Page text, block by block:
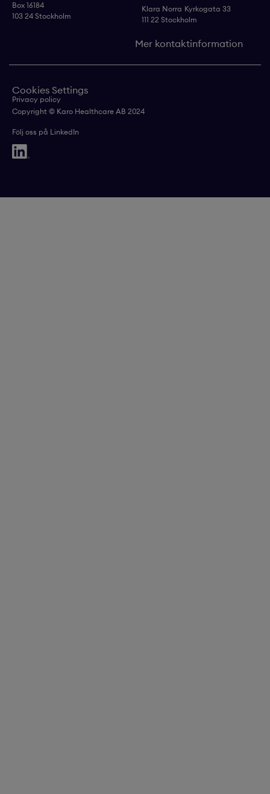
Box 16184
103 24 Stockholm
Klara Norra Kyrkogata 33
111 22 Stockholm
Mer kontaktinformation
Cookies Settings
Privacy policy
Copyright © Karo Healthcare AB 2024
Följ oss på LinkedIn